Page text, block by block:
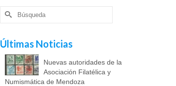
Buscar
por:
Últimas Noticias
Nuevas autoridades de la
Asociación Filatélica y
Numismática de Mendoza